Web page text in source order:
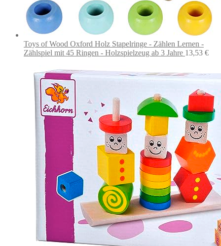
Toys of Wood Oxford Holz Stapelringe - Zählen Lernen -
Zählspiel mit 45 Ringen - Holzspielzeug ab 3 Jahre 13,53 €